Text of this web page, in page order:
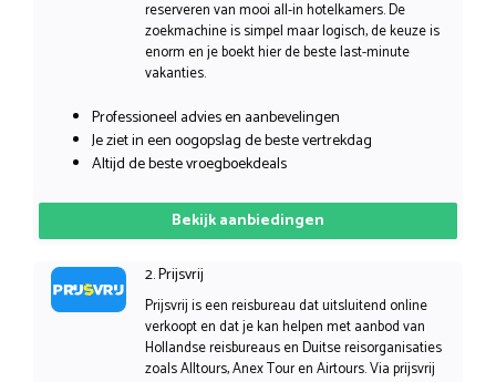
reserveren van mooi all-in hotelkamers. De
zoekmachine is simpel maar logisch, de keuze is
enorm en je boekt hier de beste last-minute
vakanties.
Professioneel advies en aanbevelingen
Je ziet in een oogopslag de beste vertrekdag
Altijd de beste vroegboekdeals
Bekijk aanbiedingen
2. Prijsvrij
Prijsvrij is een reisbureau dat uitsluitend online
verkoopt en dat je kan helpen met aanbod van
Hollandse reisbureaus en Duitse reisorganisaties
zoals Alltours, Anex Tour en Airtours. Via prijsvrij